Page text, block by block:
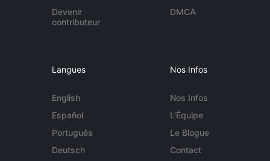
Devenir
contributeur
DMCA
Langues
English
Español
Português
Deutsch
Nos Infos
Nos Infos
L'Équipe
Le Blogue
Contact